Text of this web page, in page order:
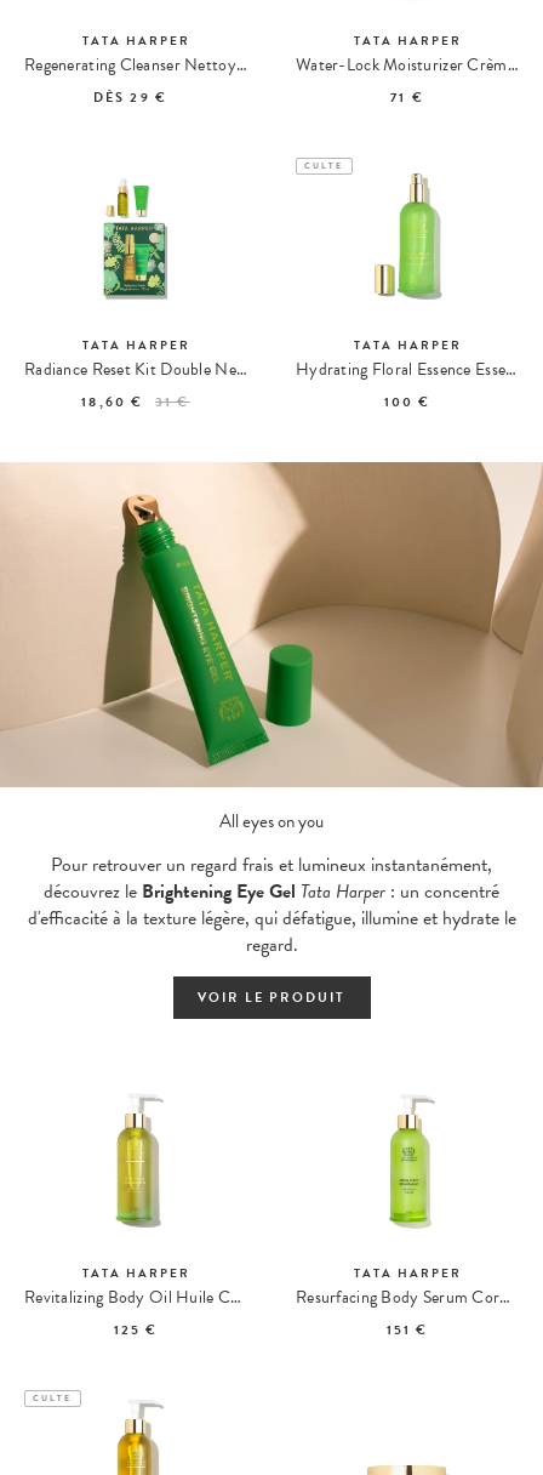
TATA HARPER
Regenerating Cleanser Nettoyant Régénérant
DÈS29 €
TATA HARPER
Water-Lock Moisturizer Crème Ultra-Hydratante Recharge
71 €
TATA HARPER
Radiance Reset Kit Double Nettoyage
18,60 € 31 €
All eyes on you
Pour retrouver un regard frais et lumineux instantanément,
découvrez le Brightening Eye Gel Tata Harper : un concentré
d'efficacité à la texture légère, qui défatigue, illumine et hydrate le
regard.
VOIR LE PRODUIT
CULTE
TATA HARPER
Hydrating Floral Essence Essence Florale Hydratante
100 €
TATA HARPER
Revitalizing Body Oil Huile Corps Revitalisante
125 €
TATA HARPER
Resurfacing Body Serum Corps Anti-Âge
151 €
CULTE